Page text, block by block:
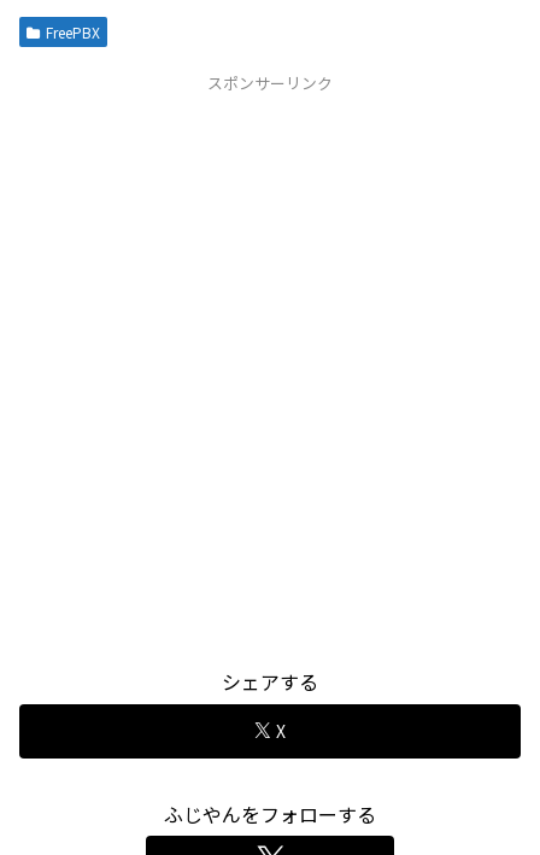
FreePBX
スポンサーリンク
シェアする
X
ふじやんをフォローする